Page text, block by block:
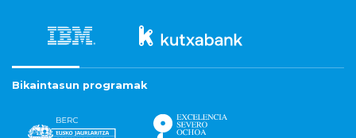
Bikaintasun programak